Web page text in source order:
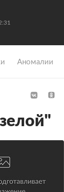
Аномалии